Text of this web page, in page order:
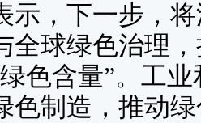
，下一步，将
全球绿色治理
色含量”。工
色制造，推动